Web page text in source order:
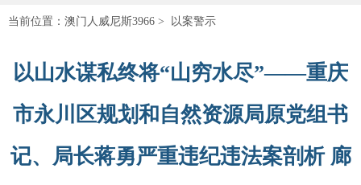
当前位置： 澳门人威尼斯3966 > 以案警示
以山水谋私终将“山穷水尽”——重庆
市永川区规划和自然资源局原党组书
记、局长蒋勇严重违纪违法案剖析 廊